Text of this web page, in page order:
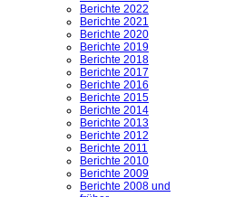
Berichte 2022
Berichte 2021
Berichte 2020
Berichte 2019
Berichte 2018
Berichte 2017
Berichte 2016
Berichte 2015
Berichte 2014
Berichte 2013
Berichte 2012
Berichte 2011
Berichte 2010
Berichte 2009
Berichte 2008 und